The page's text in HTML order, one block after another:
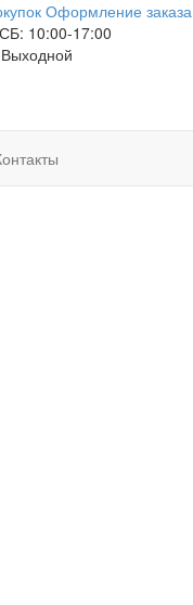
Оформление заказа
10:00-17:00